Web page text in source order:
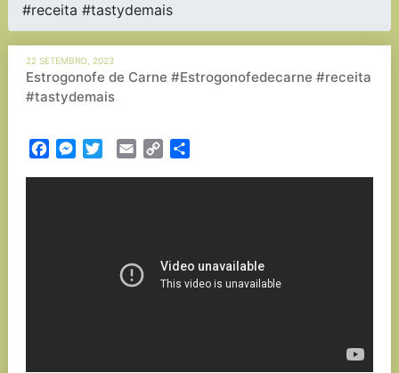
#receita #tastydemais
22 SETEMBRO, 2023
Estrogonofe de Carne #Estrogonofedecarne #receita
#tastydemais
FacebookMessenger
TwitterEmail Copy